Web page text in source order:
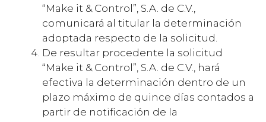
“Make it & Control”, S.A. de C.V.,
comunicará al titular la determinación
adoptada respecto de la solicitud.
De resultar procedente la solicitud
“Make it & Control”, S.A. de C.V., hará
efectiva la determinación dentro de un
plazo máximo de quince días contados a
partir de notificación de la